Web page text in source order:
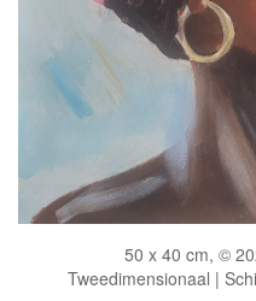
50 x 40 cm, ©
Tweedimensionaal |